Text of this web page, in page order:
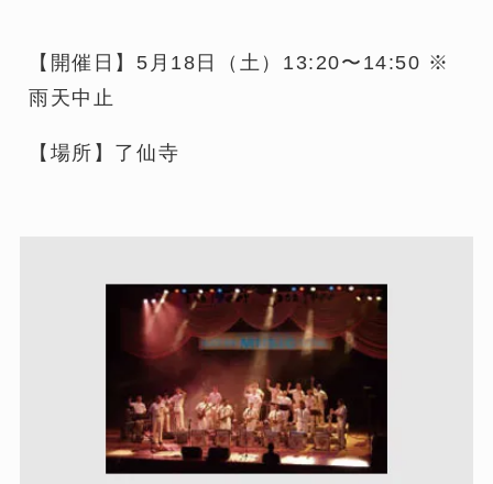
【開催日】5月18日（土）13:20〜14:50 ※
雨天中止
​【場所】了仙寺